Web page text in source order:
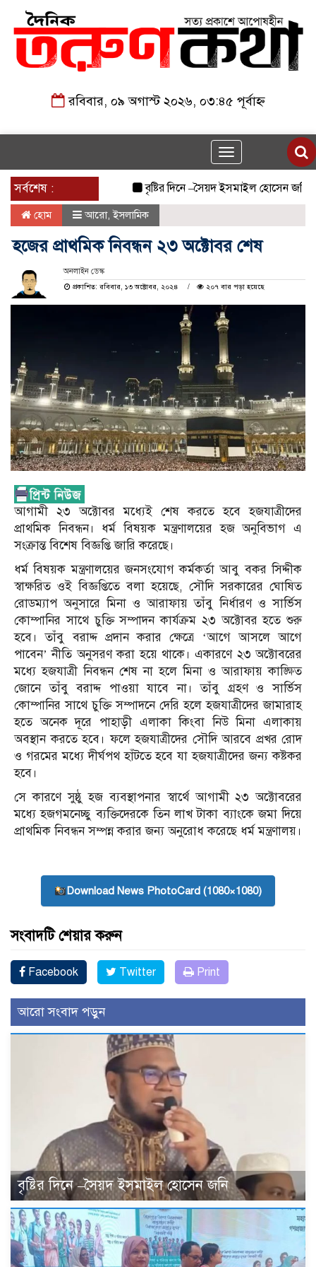
রবিবার, ০৯ অগাস্ট ২০২৬, ০৩:৪৫ পূর্বাহ্ন
Toggle
navigation
সর্বশেষ :
বৃষ্টির দিনে –সৈয়দ ইসমাইল হোসেন জনি
হোম আরো,ইসলামিক
হজের প্রাথমিক নিবন্ধন ২৩ অক্টোবর শেষ
অনলাইন ডেস্ক
প্রকাশিত: রবিবার, ১৩ অক্টোবর, ২০২৪
২০৭ বার পড়া হয়েছে
আগামী ২৩ অক্টোবর মধ্যেই শেষ করতে হবে হজযাত্রীদের
প্রাথমিক নিবন্ধন। ধর্ম বিষয়ক মন্ত্রণালয়ের হজ অনুবিভাগ এ
সংক্রান্ত বিশেষ বিজ্ঞপ্তি জারি করেছে।
ধর্ম বিষয়ক মন্ত্রণালয়ের জনসংযোগ কর্মকর্তা আবু বকর সিদ্দীক
স্বাক্ষরিত ওই বিজ্ঞপ্তিতে বলা হয়েছে, সৌদি সরকারের ঘোষিত
রোডম্যাপ অনুসারে মিনা ও আরাফায় তাঁবু নির্ধারণ ও সার্ভিস
কোম্পানির সাথে চুক্তি সম্পাদন কার্যক্রম ২৩ অক্টোবর হতে শুরু
হবে। তাঁবু বরাদ্দ প্রদান করার ক্ষেত্রে ‘আগে আসলে আগে
পাবেন’ নীতি অনুসরণ করা হয়ে থাকে। একারণে ২৩ অক্টোবরের
মধ্যে হজযাত্রী নিবন্ধন শেষ না হলে মিনা ও আরাফায় কাঙ্ক্ষিত
জোনে তাঁবু বরাদ্দ পাওয়া যাবে না। তাঁবু গ্রহণ ও সার্ভিস
কোম্পানির সাথে চুক্তি সম্পাদনে দেরি হলে হজযাত্রীদের জামারাহ
হতে অনেক দূরে পাহাড়ী এলাকা কিংবা নিউ মিনা এলাকায়
অবস্থান করতে হবে। ফলে হজযাত্রীদের সৌদি আরবে প্রখর রোদ
ও গরমের মধ্যে দীর্ঘপথ হাঁটতে হবে যা হজযাত্রীদের জন্য কষ্টকর
হবে।
সে কারণে সুষ্ঠু হজ ব্যবস্থাপনার স্বার্থে আগামী ২৩ অক্টোবরের
মধ্যে হজগমনেচ্ছু ব্যক্তিদেরকে তিন লাখ টাকা ব্যাংকে জমা দিয়ে
প্রাথমিক নিবন্ধন সম্পন্ন করার জন্য অনুরোধ করেছে ধর্ম মন্ত্রণালয়।
Download News PhotoCard (1080×1080)
সংবাদটি শেয়ার করুন
Facebook Twitter Print
আরো সংবাদ পড়ুন
বৃষ্টির দিনে –সৈয়দ ইসমাইল হোসেন জনি